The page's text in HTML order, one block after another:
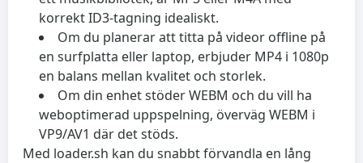
korrekt ID3-tagning idealiskt.
Om du planerar att titta på videor offline på
en surfplatta eller laptop, erbjuder MP4 i 1080p
en balans mellan kvalitet och storlek.
Om din enhet stöder WEBM och du vill ha
weboptimerad uppspelning, överväg WEBM i
VP9/AV1 där det stöds.
Med loader.sh kan du snabbt förvandla en lång